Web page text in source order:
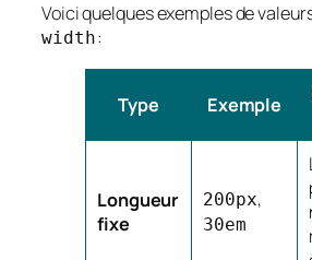
Voici quelques exemples de
width:
Type Exemple
Longueur
fixe
200px,
30em